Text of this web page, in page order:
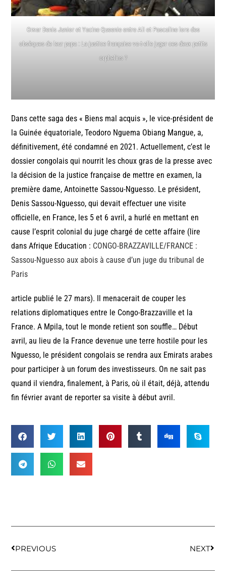
Omar Denis Junior et Yacine Queenie entre Ali et Pascaline lors des
obsèques de leur papa : La justice française va-t-elle juger ces deux petits
orphelins ?
Dans cette saga des « Biens mal acquis », le vice-président de
la Guinée équatoriale, Teodoro Nguema Obiang Mangue, a,
définitivement, été condamné en 2021. Actuellement, c’est le
dossier congolais qui nourrit les choux gras de la presse avec
la décision de la justice française de mettre en examen, la
première dame, Antoinette Sassou-Nguesso. Le président,
Denis Sassou-Nguesso, qui devait effectuer une visite
officielle, en France, les 5 et 6 avril, a hurlé en mettant en
cause l’esprit colonial du juge chargé de cette affaire (lire
dans Afrique Education : CONGO-BRAZZAVILLE/FRANCE :
Sassou-Nguesso aux abois à cause d’un juge du tribunal de
Paris
article publié le 27 mars). Il menacerait de couper les
relations diplomatiques entre le Congo-Brazzaville et la
France. A Mpila, tout le monde retient son souffle… Début
avril, au lieu de la France devenue une terre hostile pour les
Nguesso, le président congolais se rendra aux Emirats arabes
pour participer à un forum des investisseurs. On ne sait pas
quand il viendra, finalement, à Paris, où il était, déjà, attendu
fin février avant de reporter sa visite à début avril.
PREVIOUS NEXT